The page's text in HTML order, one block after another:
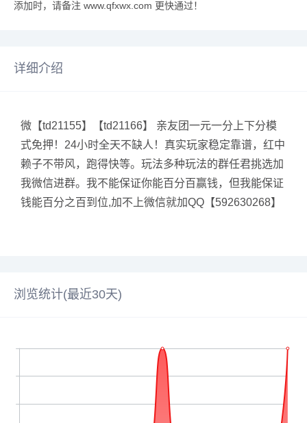
添加时，请备注 www.qfxwx.com 更快通过！
详细介绍
微【td21155】【td21166】 亲友团一元一分上下分模
式免押！24小时全天不缺人！真实玩家稳定靠谱，红中
赖子不带风，跑得快等。玩法多种玩法的群任君挑选加
我微信进群。我不能保证你能百分百赢钱，但我能保证
钱能百分之百到位,加不上微信就加QQ【592630268】
浏览统计(最近30天)